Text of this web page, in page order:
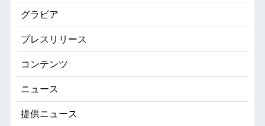
グラビア
プレスリリース
コンテンツ
ニュース
提供ニュース